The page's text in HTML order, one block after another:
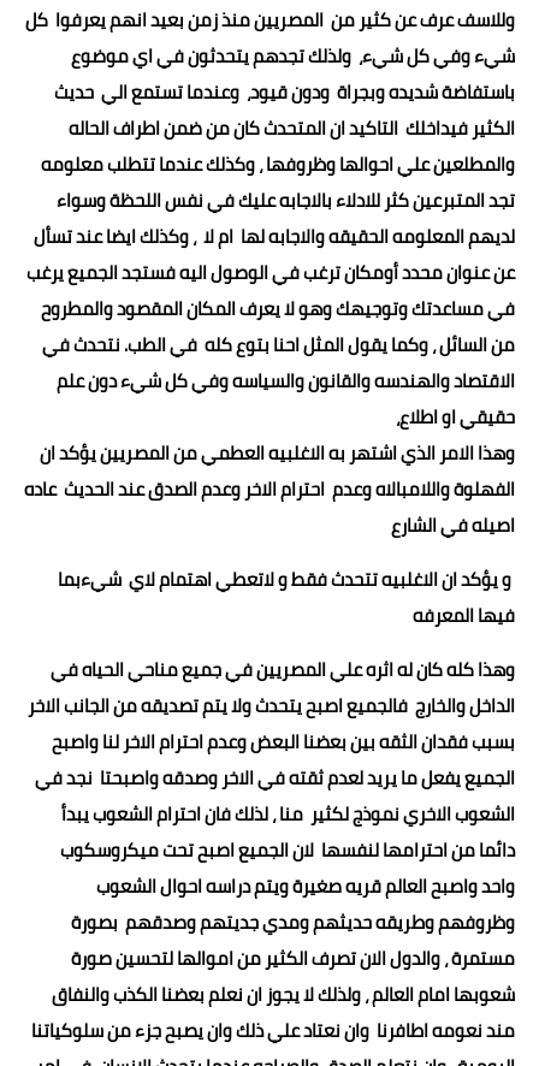
وللاسف عرف عن كثير من المصريين منذ زمن بعيد انهم يعرفوا كل
شيء وفي كل شيء، ولذلك تجدهم يتحدثون في اي موضوع
باستفاضة شديده وبجراة ودون قيود، وعندما تستمع الي حديث
الكثير فيداخلك التاكيد ان المتحدث كان من ضمن اطراف الحاله
والمطلعين علي احوالها وظروفها ، وكذلك عندما تتطلب معلومه
تجد المتبرعين كثر للادلاء بالاجابه عليك في نفس اللحظة وسواء
لديهم المعلومه الحقيقه والاجابه لها ام لا ، وكذلك ايضا عند تسأل
عن عنوان محدد أومكان ترغب في الوصول اليه فستجد الجميع يرغب
في مساعدتك وتوجيهك وهو لا يعرف المكان المقصود والمطروح
من السائل ، وكما يقول المثل احنا بتوع كله في الطب. نتحدث في
الاقتصاد والهندسه والقانون والسياسه وفي كل شيء دون علم
حقيقي او اطلاع،
وهذا الامر الذي اشتهر به الاغلبيه العطمي من المصريين يؤكد ان
الفهلوة واللامبالاه وعدم احترام الاخر وعدم الصدق عند الحديث عاده
اصيله في الشارع
و يؤكد ان الاغلبيه تتحدث فقط و لاتعطي اهتمام لاي شيءبما
فيها المعرفه
وهذا كله كان له اثره علي المصريين في جميع مناحي الحياه في
الداخل والخارج فالجميع اصبح يتحدث ولا يتم تصديقه من الجانب الاخر
بسبب فقدان الثقه بين بعضنا البعض وعدم احترام الاخر لنا واصبح
الجميع يفعل ما يريد لعدم ثقته في الاخر وصدقه واصبحتا نجد في
الشعوب الاخري نموذج لكثير منا ، لذلك فان احترام الشعوب يبدأ
دائما من احترامها لنفسها لان الجميع اصبح تحت ميكروسكوب
واحد واصبح العالم قريه صغيرة ويتم دراسه احوال الشعوب
وظروفهم وطريقه حديثهم ومدي جديتهم وصدقهم بصورة
مستمرة ، والدول الان تصرف الكثير من اموالها لتحسين صورة
شعوبها امام العالم ، ولذلك لا يجوز ان نعلم بعضنا الكذب والنفاق
مند نعومه اطافرنا وان نعتاد علي ذلك وان يصبح جزء من سلوكياتنا